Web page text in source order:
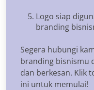
Logo siap
branding
Segera hubungi
branding bisnismu
dan berkesan. Klik
ini untuk memulai!